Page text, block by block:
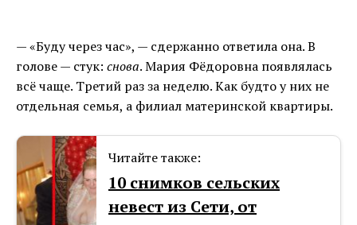
— «Буду через час», — сдержанно ответила она. В
голове — стук: снова. Мария Фёдоровна появлялась
всё чаще. Третий раз за неделю. Как будто у них не
отдельная семья, а филиал материнской квартиры.
Читайте также:
10 снимков сельских
невест из Сети, от